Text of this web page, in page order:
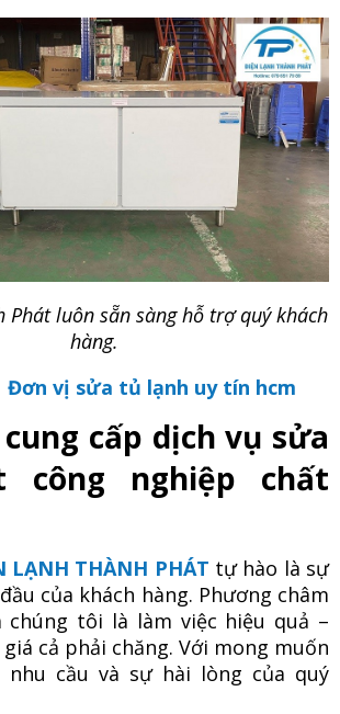
Phát luôn sẵn sàng hỗ trợ quý khách
hàng.
Đơn vị sửa tủ lạnh uy tín hcm
cấp dịch vụ sửa
công nghiệp chất
LẠNH THÀNH PHÁT tự hào là sự
của khách hàng. Phương châm
chúng tôi là làm việc hiệu quả –
cả phải chăng. Với mong muốn
nhu cầu và sự hài lòng của quý